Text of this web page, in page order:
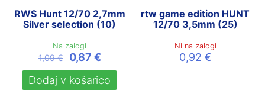
RWS Hunt 12/70 2,7mm
Silver selection (10)
Na zalogi
1,09€
Izvirna
cena
je
bila:
0,87 €Trenutna
cena
je:
0,87 €.
Dodaj v košarico
rtw game edition HUNT
12/70 3,5mm (25)
Ni na zalogi
0,92 €